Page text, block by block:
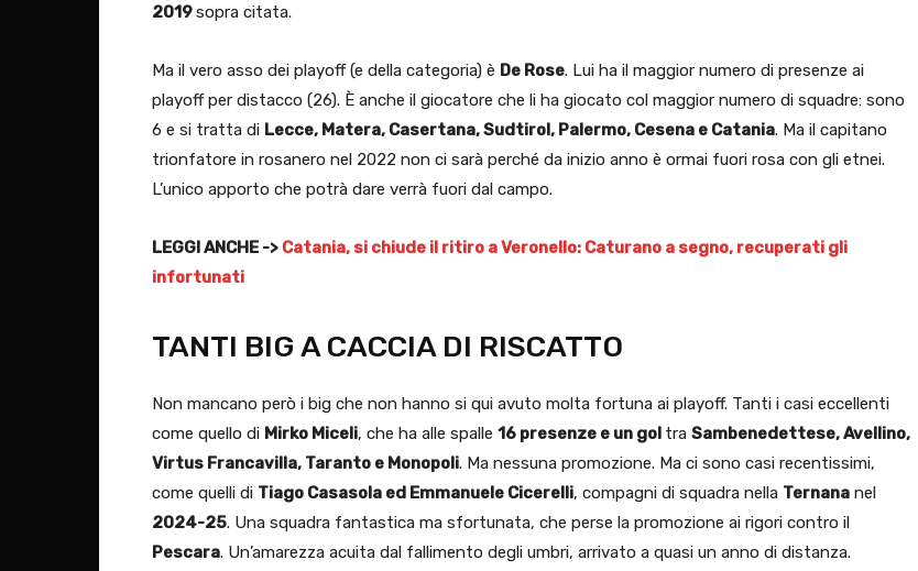
2019sopra citata.
Ma il vero asso dei playoff (e della categoria) è De Rose. Lui ha il maggior numero di presenze ai
playoff per distacco (26). È anche il giocatore che li ha giocato col maggior numero di squadre: sono
6 e si tratta di Lecce, Matera, Casertana, Sudtirol, Palermo, Cesena e Catania. Ma il capitano
trionfatore in rosanero nel 2022 non ci sarà perché da inizio anno è ormai fuori rosa con gli etnei.
L’unico apporto che potrà dare verrà fuori dal campo.
LEGGI ANCHE -> Catania, si chiude il ritiro a Veronello: Caturano a segno, recuperati gli
infortunati
TANTI BIG A CACCIA DI RISCATTO
Non mancano però i big che non hanno si qui avuto molta fortuna ai playoff. Tanti i casi eccellenti
come quello di Mirko Miceli, che ha alle spalle 16 presenze e un gol tra Sambenedettese, Avellino,
Virtus Francavilla, Taranto e Monopoli. Ma nessuna promozione. Ma ci sono casi recentissimi,
come quelli di Tiago Casasola ed Emmanuele Cicerelli, compagni di squadra nella Ternana nel
2024-25. Una squadra fantastica ma sfortunata, che perse la promozione ai rigori contro il
Pescara. Un’amarezza acuita dal fallimento degli umbri, arrivato a quasi un anno di distanza.